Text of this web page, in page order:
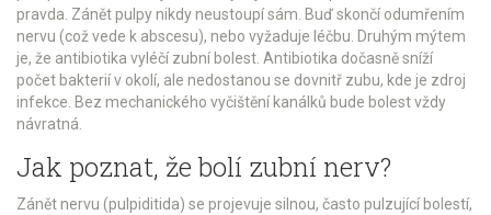
pravda. Zánět pulpy nikdy neustoupí sám. Buď skončí odumřením
nervu (což vede k abscesu), nebo vyžaduje léčbu. Druhým mýtem
je, že antibiotika vyléčí zubní bolest. Antibiotika dočasně sníží
počet bakterií v okolí, ale nedostanou se dovnitř zubu, kde je zdroj
infekce. Bez mechanického vyčištění kanálků bude bolest vždy
návratná.
Jak poznat, že bolí zubní nerv?
Zánět nervu (pulpiditida) se projevuje silnou, často pulzující bolestí,